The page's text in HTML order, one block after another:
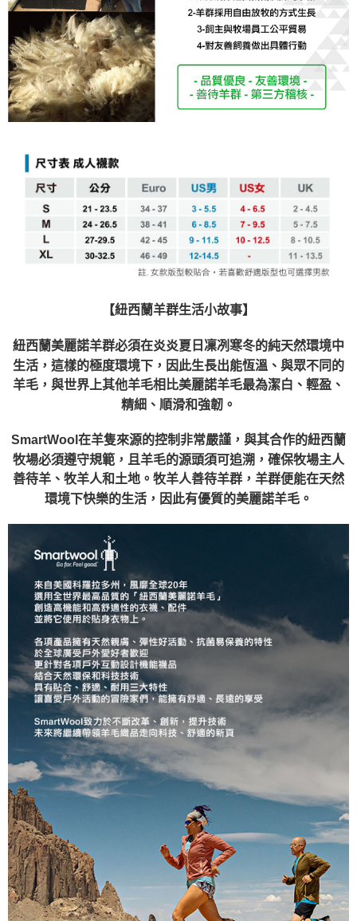
【紐西蘭羊群生活小故事】
紐西蘭美麗諾羊群必須在炎炎夏日凜冽寒冬的純天然環境中
生活， 這樣的極度環境下，因此生長出能恆溫、與眾不同的
羊毛， 與世界上其他羊毛相比美麗諾羊毛最為潔白、輕盈、
精細、順滑和強韌。
SmartWool在羊隻來源的控制非常嚴謹，與其合作的紐西蘭
牧場必須遵守規範，
且羊毛的源頭須可追溯，確保牧場主人
善待羊、牧羊人和土地。牧羊人善待羊群， 羊群便能在天然
環境下快樂的生活，因此有優質的美麗諾羊毛。